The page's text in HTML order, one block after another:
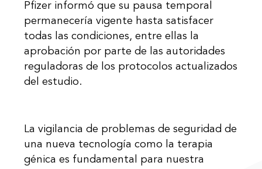
Pfizer informó que su pausa temporal
permanecería vigente hasta satisfacer
todas las condiciones, entre ellas la
aprobación por parte de las autoridades
reguladoras de los protocolos actualizados
del estudio.
La vigilancia de problemas de seguridad de
una nueva tecnología como la terapia
génica es fundamental para nuestra